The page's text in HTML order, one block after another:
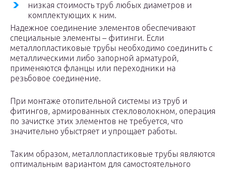
низкая стоимость труб любых диаметров и
комплектующих к ним.
Надежное соединение элементов обеспечивают
специальные элементы – фитинги. Если
металлопластиковые трубы необходимо соединить с
металлическими либо запорной арматурой,
применяются фланцы или переходники на
резьбовое соединение.
При монтаже отопительной системы из труб и
фитингов, армированных стекловолокном, операция
по зачистке этих элементов не требуется, что
значительно убыстряет и упрощает работы.
Таким образом, металлопластиковые трубы являются
оптимальным вариантом для самостоятельного